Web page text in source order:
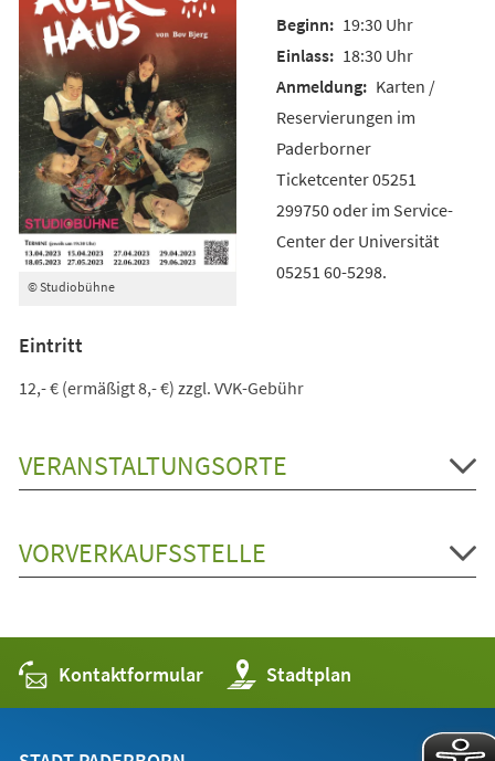
© Studiobühne
19:30 Uhr
18:30 Uhr
Karten /
Reservierungen im
Paderborner
Ticketcenter 05251
299750 oder im Service-
Center der Universität
05251 60-5298.
Eintritt
12,- € (ermäßigt 8,- €) zzgl. VVK-Gebühr
VERANSTALTUNGSORTE
VORVERKAUFSSTELLE
Kontaktformular Stadtplan
(Öffnet
in
einem